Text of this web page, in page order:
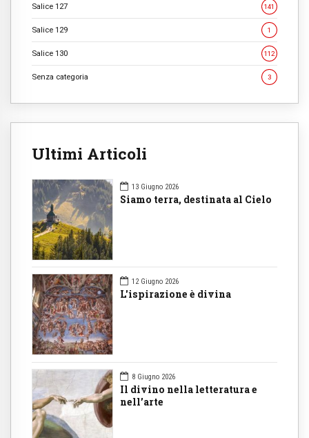
Salice 127 141
Salice 129 1
Salice 130 112
Senza categoria 3
Ultimi Articoli
13 Giugno 2026
Siamo terra, destinata al Cielo
12 Giugno 2026
L'ispirazione è divina
8 Giugno 2026
Il divino nella letteratura e
nell’arte